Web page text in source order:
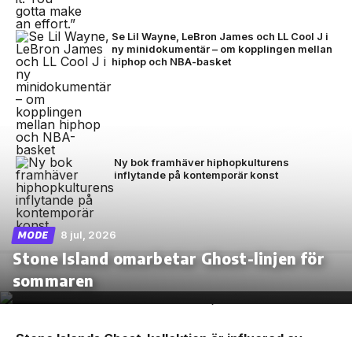
Se Lil Wayne, LeBron James och LL Cool J i
ny minidokumentär – om kopplingen mellan
hiphop och NBA-basket
Ny bok framhäver hiphopkulturens
inflytande på kontemporär konst
MODE 8 jul, 2026
Stone Island omarbetar Ghost-linjen för
sommaren